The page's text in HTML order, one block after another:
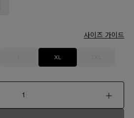
사이즈 가이드
XL